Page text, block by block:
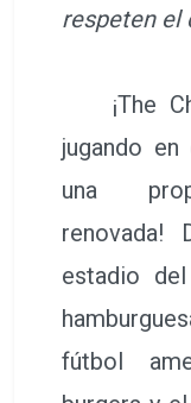
respeten el
¡The
jugando
una
estadio
fútbol